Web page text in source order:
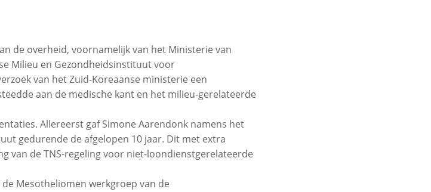
de overheid, voornamelijk van het Ministerie van
Milieu en Gezondheidsinstituut voor
van het Zuid-Koreaanse ministerie een
aan de medische kant en het milieu-gerelateerde
Allereerst gaf Simone Aarendonk namens het
gedurende de afgelopen 10 jaar. Dit met extra
van de TNS-regeling voor niet-loondienstgerelateerde
Mesotheliomen werkgroep van de